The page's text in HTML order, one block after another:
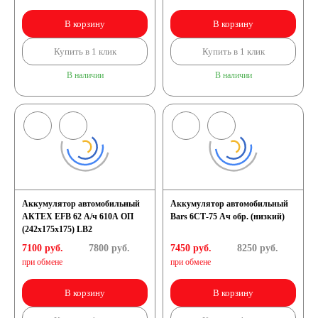
В корзину
Купить в 1 клик
В наличии
В корзину
Купить в 1 клик
В наличии
Аккумулятор автомобильный
АКТЕХ EFB 62 А/ч 610А ОП
(242x175x175) LB2
7100 руб.
при обмене
7800руб.
В корзину
Аккумулятор автомобильный
Bars 6СТ-75 Ач обр. (низкий)
7450 руб.
при обмене
8250руб.
В корзину